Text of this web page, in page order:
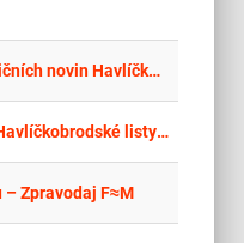
Grafická příprava a tisk radničních novin Havlíčkobrodské listy 2026 - 2030
Distribuce radničních novin Havlíčkobrodské listy 2026 - 2030
Zpravodaj F≈M